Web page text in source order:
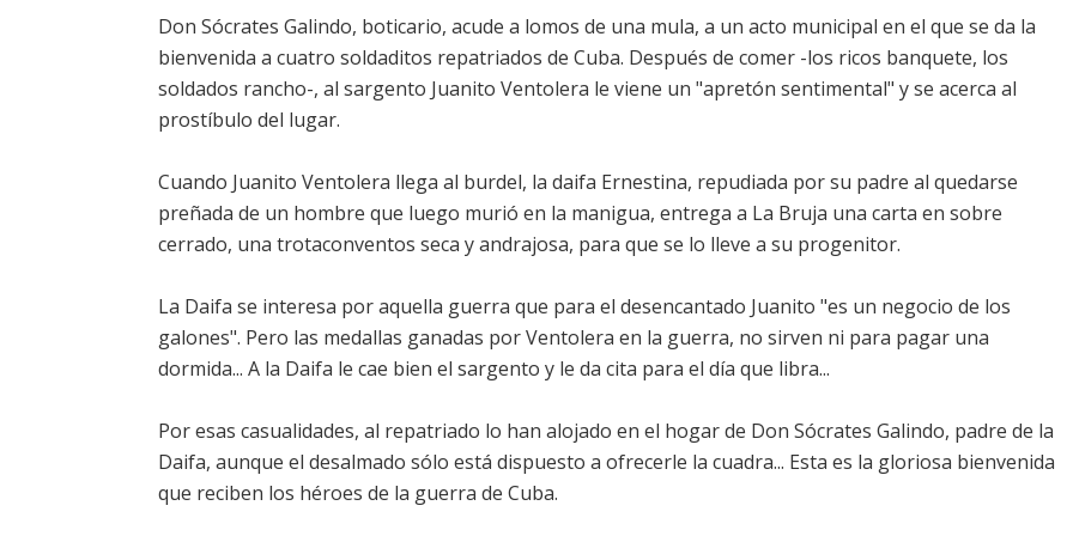
Don Sócrates Galindo, boticario, acude a lomos de una mula, a un acto municipal en el que se da la
bienvenida a cuatro soldaditos repatriados de Cuba. Después de comer -los ricos banquete, los
soldados rancho-, al sargento Juanito Ventolera le viene un "apretón sentimental" y se acerca al
prostíbulo del lugar.
Cuando Juanito Ventolera llega al burdel, la daifa Ernestina, repudiada por su padre al quedarse
preñada de un hombre que luego murió en la manigua, entrega a La Bruja una carta en sobre
cerrado, una trotaconventos seca y andrajosa, para que se lo lleve a su progenitor.
La Daifa se interesa por aquella guerra que para el desencantado Juanito "es un negocio de los
galones". Pero las medallas ganadas por Ventolera en la guerra, no sirven ni para pagar una
dormida... A la Daifa le cae bien el sargento y le da cita para el día que libra...
Por esas casualidades, al repatriado lo han alojado en el hogar de Don Sócrates Galindo, padre de la
Daifa, aunque el desalmado sólo está dispuesto a ofrecerle la cuadra... Esta es la gloriosa bienvenida
que reciben los héroes de la guerra de Cuba.